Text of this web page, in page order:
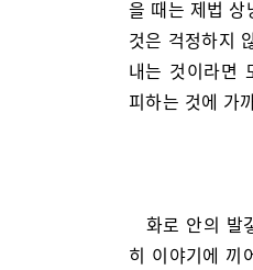
을 때는 제법 상
것은 걱정하지
내는 것이라면
피하는 것에 가
화로 안의 발
히 이야기에 끼